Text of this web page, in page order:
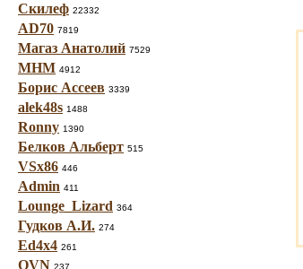
Скилеф 22332
AD70 7819
Магаз Анатолий 7529
МНМ 4912
Борис Ассеев 3339
alek48s 1488
Ronny 1390
Белков Альберт 515
VSx86 446
Admin 411
Lounge_Lizard 364
Гудков А.И. 274
Ed4x4 261
OVN 237